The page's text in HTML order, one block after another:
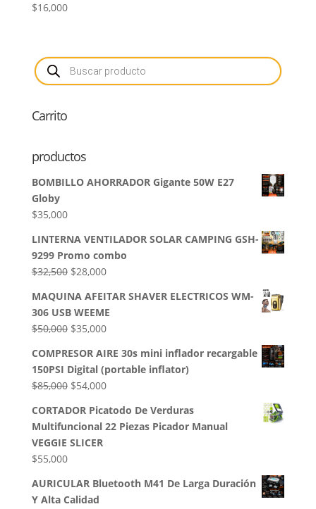
$16,000
Búsqueda
de
productos
Carrito
productos
BOMBILLO AHORRADOR Gigante 50W E27
Globy
$35,000
LINTERNA VENTILADOR SOLAR CAMPING GSH-
9299 Promo combo
$32,500 El
original
era:
$32,500.
$28,000El
actual
es:
$28,000.
MAQUINA AFEITAR SHAVER ELECTRICOS WM-
306 USB WEEME
$50,000 El
original
era:
$50,000.
$35,000El
actual
es:
$35,000.
COMPRESOR AIRE 30s mini inflador recargable
150PSI Digital (portable inflator)
$85,000 El
original
era:
$85,000.
$54,000El
actual
es:
CORTADOR Picatodo De Verduras
Multifuncional 22 Piezas Picador Manual
VEGGIE SLICER
$55,000
AURICULAR Bluetooth M41 De Larga Duración
Y Alta Calidad